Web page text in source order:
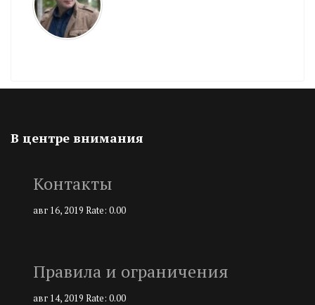
В центре внимания
Контакты
авг 16, 2019 Rate: 0.00
Правила и ограничения
авг 14, 2019 Rate: 0.00